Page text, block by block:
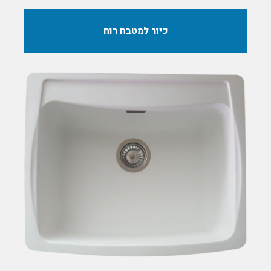
כיור למטבח רוח